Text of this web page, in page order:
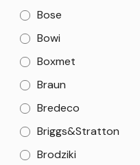
Bose
Bowi
Boxmet
Braun
Bredeco
Briggs&Stratton
Brodziki